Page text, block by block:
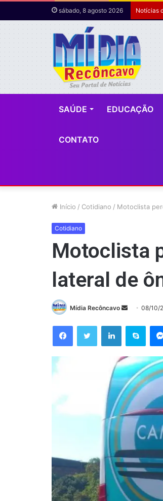
sábado, 8 agosto 2026 Notícias
SAÚDE EDUCAÇÃO
CONTATO
Início / Cotidiano / Motoclista
Cotidiano
Motoclista
lateral de
Mídia Recôncavo
Mande
e-
08/10/
FacebookTwitter Linkedin